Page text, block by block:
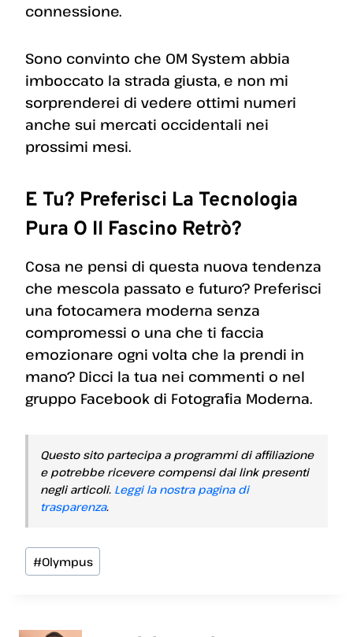
connessione.
Sono convinto che OM System abbia
imboccato la strada giusta, e non mi
sorprenderei di vedere ottimi numeri
anche sui mercati occidentali nei
prossimi mesi.
E Tu? Preferisci La Tecnologia
Pura O Il Fascino Retrò?
Cosa ne pensi di questa nuova tendenza
che mescola passato e futuro? Preferisci
una fotocamera moderna senza
compromessi o una che ti faccia
emozionare ogni volta che la prendi in
mano? Dicci la tua nei commenti o nel
gruppo Facebook di Fotografia Moderna.
Questo sito partecipa a programmi di affiliazione
e potrebbe ricevere compensi dai link presenti
negli articoli. Leggi la nostra pagina di
trasparenza.
Tag
articolo:
#Olympus